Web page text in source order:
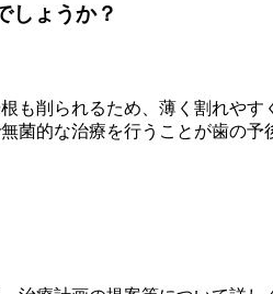
しょうか？
も削られるため、薄く割れやす
菌的な治療を行うことが歯の予